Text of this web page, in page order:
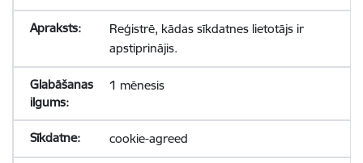
Reģistrē, kādas sīkdatnes lietotājs ir
apstiprinājis.
1 mēnesis
cookie-agreed